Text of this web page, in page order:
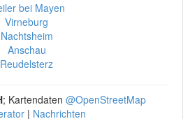
bei Mayen
Virneburg
Nachtsheim
Anschau
Reudelsterz
; Kartendaten @OpenStreetMap
| Nachrichten